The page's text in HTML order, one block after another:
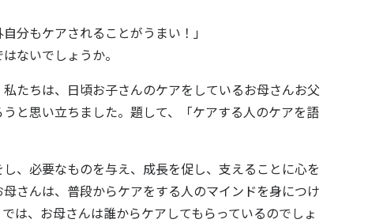
分もケアされることがうまい！」
ないでしょうか。
たちは、日頃お子さんのケアをしているお母さんお父
と思い立ちました。題して、「ケアする人のケアを語
、必要なものを与え、成長を促し、支えることに心を
さんは、普段からケアをする人のマインドを身につけ
は、お母さんは誰からケアしてもらっているのでしょ